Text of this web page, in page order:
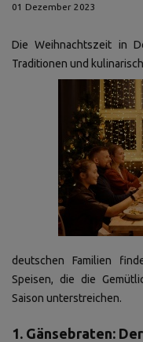
01 Dezember 2023
Die Weihnachtszeit in
Traditionen und
deutschen Familien
Speisen, die die
Saison unterstreichen.
1. Gänsebraten: